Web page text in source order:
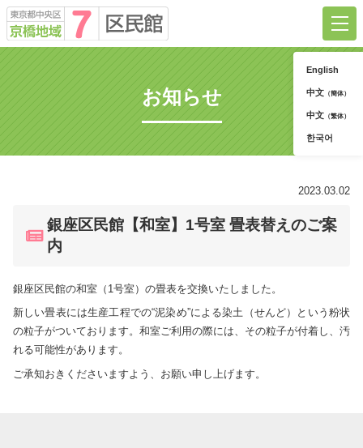
京橋地域7区民館について
ご利用方法
お問合せ
予約システム
English
中文 （簡体）
中文 （繁体）
한국어
お知らせ
2023.03.02
銀座区民館【和室】1号室 畳表替えのご案
内
銀座区民館の和室（1号室）の畳表を交換いたしました。
新しい畳表には生産工程での“泥染め”による染土（せんど）という粉状
の粒子がついております。和室ご利用の際には、その粒子が付着し、汚
れる可能性があります。
ご承知おきくださいますよう、お願い申し上げます。